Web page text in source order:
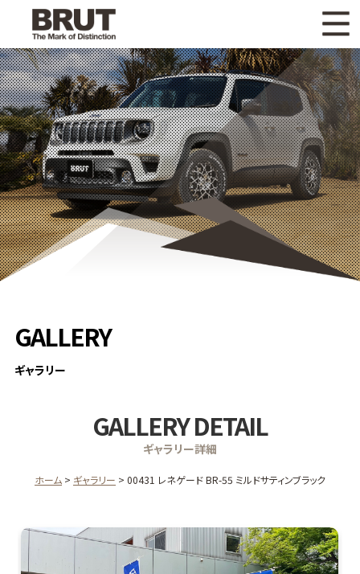
WHAT'S NEW ニュース
WHEEL LINEUP ホイールラインナップ
OTHER PRODUCT 関連製品
GALLERY ギャラリー
CATALOG カタログ請求
PRIVACY POLICY 個人情報保護方針
GALLERY
ギャラリー
GALLERY DETAIL
ギャラリー詳細
ホーム ギャラリー 00431 レネゲード BR-55 ミルドサティンブラック